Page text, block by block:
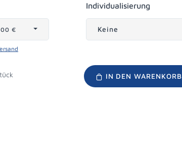
€
Individualisierung
Keine
IN DEN WARENKORB